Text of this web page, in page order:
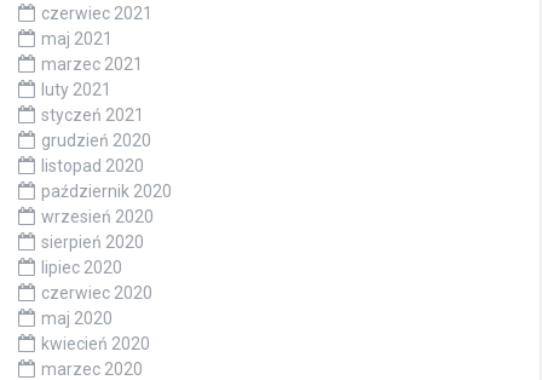
czerwiec 2021
maj 2021
marzec 2021
luty 2021
styczeń 2021
grudzień 2020
listopad 2020
październik 2020
wrzesień 2020
sierpień 2020
lipiec 2020
czerwiec 2020
maj 2020
kwiecień 2020
marzec 2020